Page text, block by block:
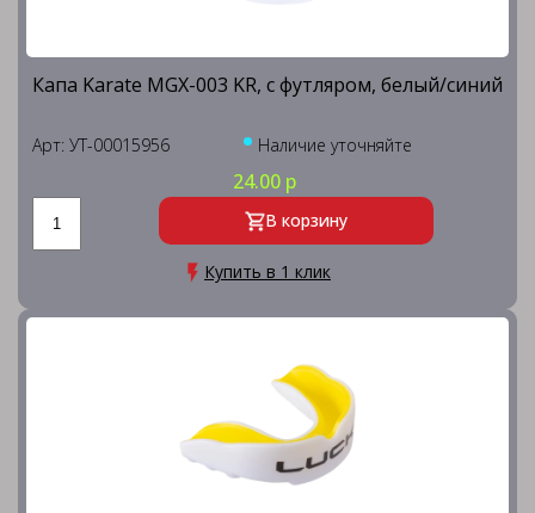
Капа Karate MGX-003 KR, с футляром, белый/синий
Арт: УТ-00015956 Наличие уточняйте
24.00 р
В корзину
Купить в 1 клик